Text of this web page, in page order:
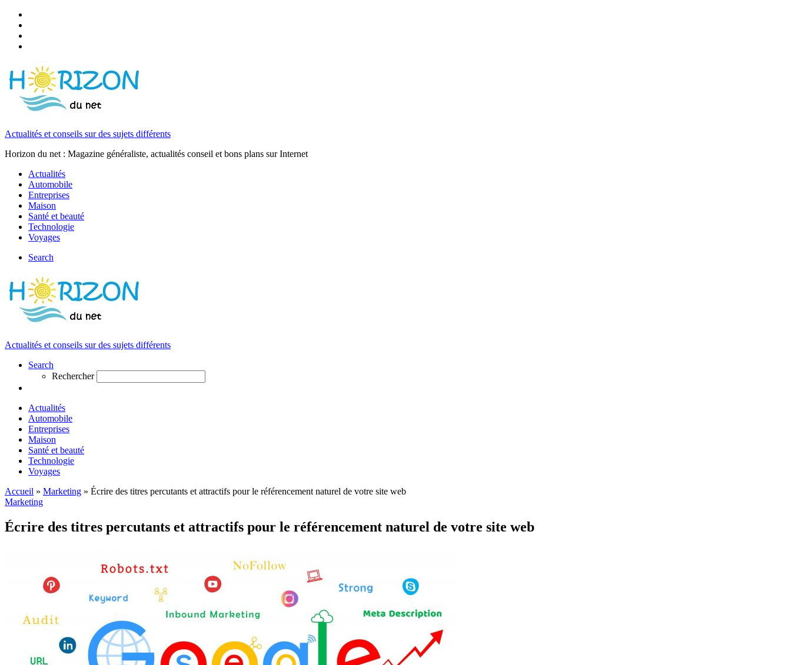
Actualités et conseils sur des sujets différents
Horizon du net : Magazine généraliste, actualités conseil et bons plans sur Internet
Actualités
Automobile
Entreprises
Maison
Santé et beauté
Technologie
Voyages
Search
Actualités et conseils sur des sujets différents
Search
Rechercher
Actualités
Automobile
Entreprises
Maison
Santé et beauté
Technologie
Voyages
Accueil » Marketing » Écrire des titres percutants et attractifs pour le référencement naturel de votre site web
Marketing
Écrire des titres percutants et attractifs pour le référencement naturel de votre site web